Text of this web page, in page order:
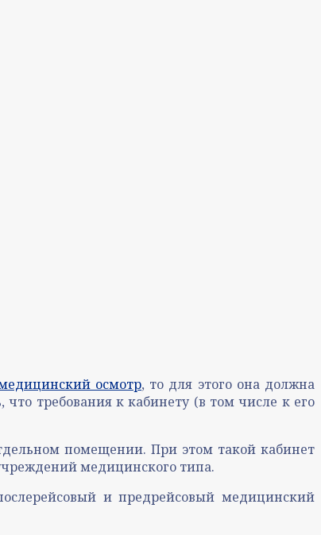
осмотр, то для этого она должна
требования к кабинету (в том числе к его
помещении. При этом такой кабинет
медицинского типа.
и предрейсовый медицинский